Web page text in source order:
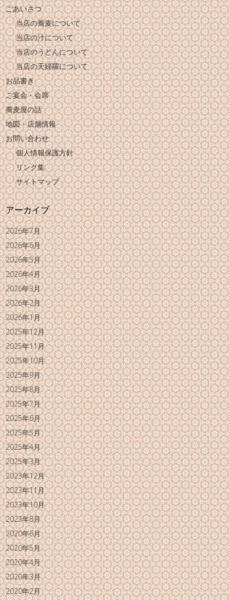
ごあいさつ
当店の蕎麦について
当店の汁について
当店のうどんについて
当店の天婦羅について
お品書き
ご宴会・会席
蕎麦屋の話
地図・店舗情報
お問い合わせ
個人情報保護方針
リンク集
サイトマップ
アーカイブ
2026年7月
2026年6月
2026年5月
2026年4月
2026年3月
2026年2月
2026年1月
2025年12月
2025年11月
2025年10月
2025年9月
2025年8月
2025年7月
2025年6月
2025年5月
2025年4月
2025年3月
2023年12月
2023年11月
2023年10月
2023年8月
2020年6月
2020年5月
2020年4月
2020年3月
2020年2月